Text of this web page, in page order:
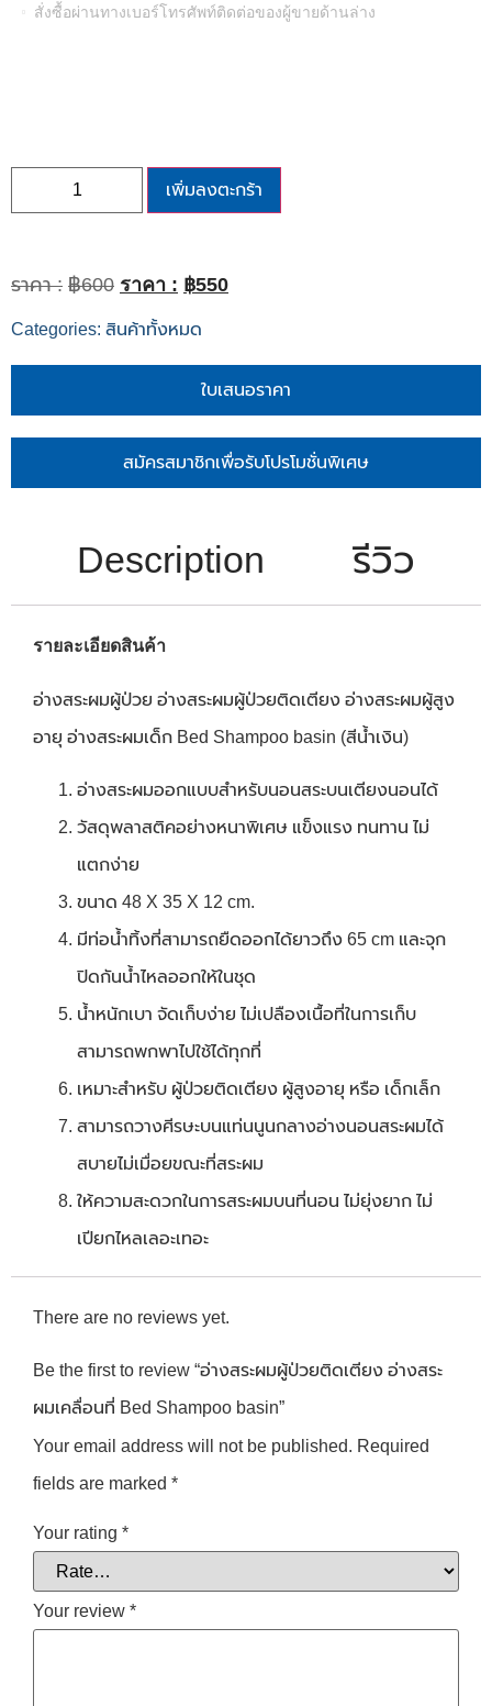
สั่งซื้อผ่านทางเบอร์โทรศัพท์ติดต่อของผู้ขายด้านล่าง
เพิ่มลงตะกร้า
฿600 ฿550
Categories: สินค้าทั้งหมด
ใบเสนอราคา
สมัครสมาชิกเพื่อรับโปรโมชั่นพิเศษ
Description รีวิว
รายละเอียดสินค้า
อ่างสระผมผู้ป่วย อ่างสระผมผู้ป่วยติดเตียง อ่างสระผมผู้สูง
อายุ อ่างสระผมเด็ก Bed Shampoo basin (สีน้ำเงิน)
อ่างสระผมออกแบบสำหรับนอนสระบนเตียงนอนได้
วัสดุพลาสติคอย่างหนาพิเศษ แข็งแรง ทนทาน ไม่
แตกง่าย
ขนาด 48 X 35 X 12 cm.
มีท่อน้ำทิ้งที่สามารถยืดออกได้ยาวถึง 65 cm และจุก
ปิดกันน้ำไหลออกให้ในชุด
น้ำหนักเบา จัดเก็บง่าย ไม่เปลืองเนื้อที่ในการเก็บ
สามารถพกพาไปใช้ได้ทุกที่
เหมาะสำหรับ ผู้ป่วยติดเตียง ผู้สูงอายุ หรือ เด็กเล็ก
สามารถวางศีรษะบนแท่นนูนกลางอ่างนอนสระผมได้
สบายไม่เมื่อยขณะที่สระผม
ให้ความสะดวกในการสระผมบนที่นอน ไม่ยุ่งยาก ไม่
เปียกไหลเลอะเทอะ
There are no reviews yet.
Be the first to review “อ่างสระผมผู้ป่วยติดเตียง อ่างสระ
ผมเคลื่อนที่ Bed Shampoo basin”
Your email address will not be published. Required
fields are marked *
Your rating *
Your review *